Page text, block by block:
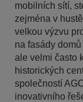
mobilních sítí,
zejména v
velkou výzvu
na fasády
ale velmi často
historických
společností
inovativního